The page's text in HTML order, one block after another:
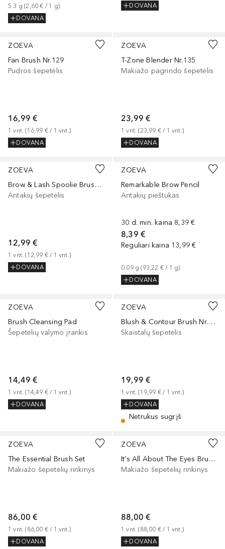
5.3 g (2,60 € / 1 g)
DOVANA
DOVANA
ZOEVA
Fan Brush Nr.129
Pudros šepetėlis
16,99 €
1 vnt. (16,99 € / 1 vnt.)
DOVANA
ZOEVA
T-Zone Blender Nr.135
Makiažo pagrindo šepetėlis
23,99 €
1 vnt. (23,99 € / 1 vnt.)
DOVANA
ZOEVA
Brow & Lash Spoolie Brush Nr.324
Antakių šepetėlis
12,99 €
1 vnt. (12,99 € / 1 vnt.)
DOVANA
ZOEVA
Remarkable Brow Pencil
Antakių pieštukas
30 d. min. kaina 8,39 €
8,39 €
Reguliari kaina 13,99 €
0.09 g (93,22 € / 1 g)
DOVANA
ZOEVA
Brush Cleansing Pad
Šepetėlių valymo įrankis
14,49 €
1 vnt. (14,49 € / 1 vnt.)
DOVANA
ZOEVA
Blush & Contour Brush Nr.127
Skaistalų šepetėlis
19,99 €
1 vnt. (19,99 € / 1 vnt.)
DOVANA
Netrukus sugrįš
ZOEVA
The Essential Brush Set
Makiažo šepetėlių rinkinys
86,00 €
1 vnt. (86,00 € / 1 vnt.)
DOVANA
ZOEVA
It's All About The Eyes Brush Set
Makiažo šepetėlių rinkinys
88,00 €
1 vnt. (88,00 € / 1 vnt.)
DOVANA